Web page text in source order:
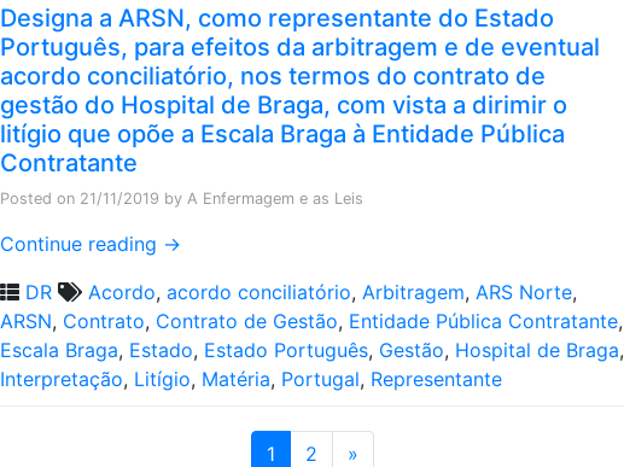
Designa a ARSN, como representante do Estado
Português, para efeitos da arbitragem e de eventual
acordo conciliatório, nos termos do contrato de
gestão do Hospital de Braga, com vista a dirimir o
litígio que opõe a Escala Braga à Entidade Pública
Contratante
Posted on 21/11/2019 by A Enfermagem e as Leis
Continue reading →
DR
Acordo, acordo conciliatório, Arbitragem, ARS Norte,
ARSN, Contrato, Contrato de Gestão, Entidade Pública Contratante,
Escala Braga, Estado, Estado Português, Gestão, Hospital de Braga,
Interpretação, Litígio, Matéria, Portugal, Representante
1 2 »